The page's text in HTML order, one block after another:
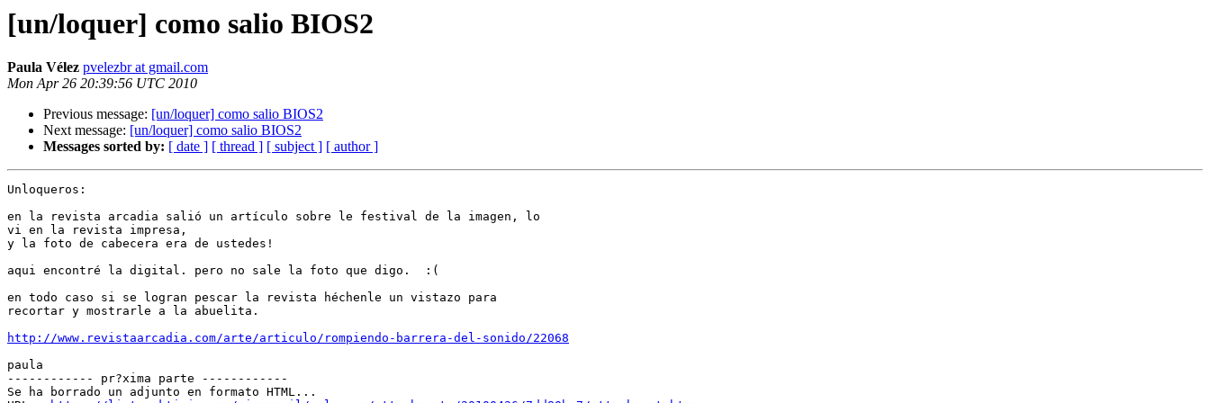
[un/loquer] como salio BIOS2
Paula Vélez pvelezbr at gmail.com
Mon Apr 26 20:39:56 UTC 2010
Previous message: [un/loquer] como salio BIOS2
Next message: [un/loquer] como salio BIOS2
Messages sorted by: [ date ] [ thread ] [ subject ] [ author ]
Unloqueros:
en la revista arcadia salió un artículo sobre le festival de la imagen, lo
vi en la revista impresa,
y la foto de cabecera era de ustedes!
aqui encontré la digital. pero no sale la foto que digo.  :(
en todo caso si se logran pescar la revista héchenle un vistazo para
recortar y mostrarle a la abuelita.
http://www.revistaarcadia.com/arte/articulo/rompiendo-barrera-del-sonido/22068
paula
------------ pr?xima parte ------------
Se ha borrado un adjunto en formato HTML...